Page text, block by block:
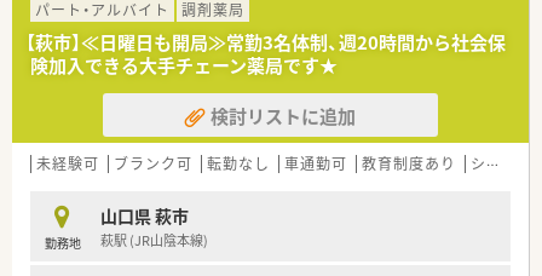
境で専門知識を身につけたい方を歓迎いたします。
■患者様の生活の質や日常生活動作を考慮した、思いやりのある
丁寧な服薬指導を実践していただける方を求めています。
■最新の調剤機器やシステムを活用し、業務の効率化と安全性の
向上に前向きに取り組める意欲的な方を募集します。
【勤務実態について】
■平日の月曜、火曜、木曜は18時までの開局となっており、夕方
■水曜、金曜、土曜は12時30分までの半日勤務となるため、週の
半ばと週末にリフレッシュする時間を確保できます。
■業務の機械化やシステム化を積極的に推進することで、従業員
パート・アルバイト 調剤薬局
【萩市】≪日曜日も開局≫常勤3名体制、週20時間から社会保
険加入できる大手チェーン薬局です★
検討リストに追加
未経験可 ブランク可 転勤なし 車通勤可 教育制度あり シフト制
勤務地
山口県 萩市
萩駅 (JR山陰本線)